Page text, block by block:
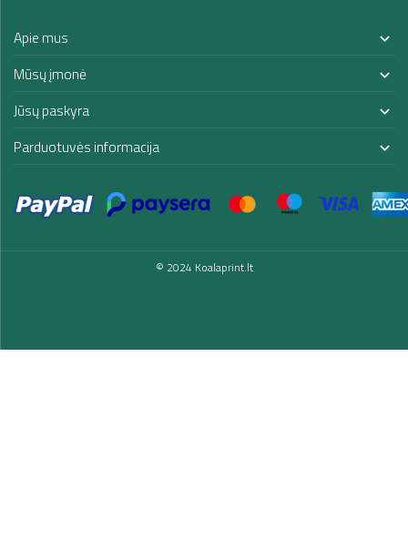
Apie mus 
Mūsų įmonė 
Jūsų paskyra 
Parduotuvės informacija 
© 2024 Koalaprint.lt